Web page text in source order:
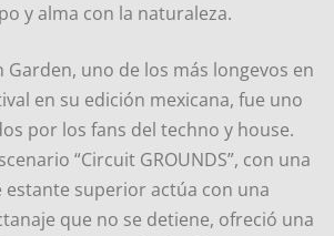
y alma con la naturaleza.
Garden, uno de los más longevos en
en su edición mexicana, fue uno
por los fans del techno y house.
“Circuit GROUNDS”, con una
estante superior actúa con una
que no se detiene, ofreció una